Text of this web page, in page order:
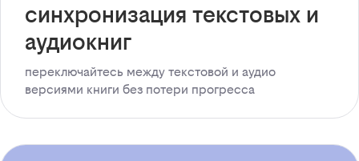
синхронизация текстовых и
аудиокниг
переключайтесь между текстовой и аудио
версиями книги без потери прогресса